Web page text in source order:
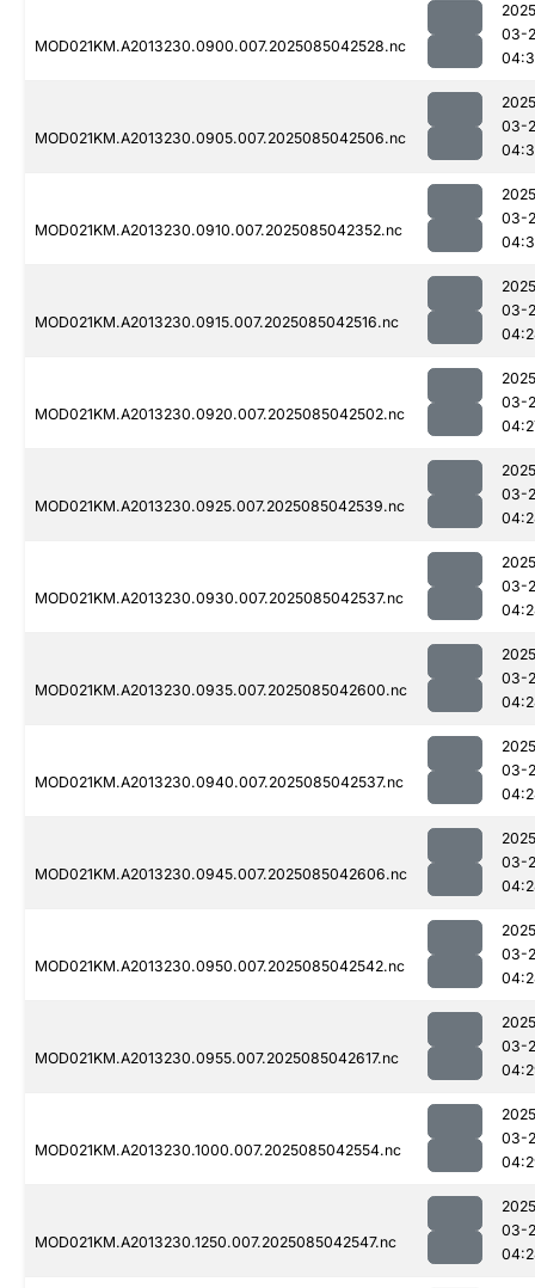
MOD021KM.A2013230.0900.007.2025085042528.nc
03-
MOD021KM.A2013230.0905.007.2025085042506.nc
03-
MOD021KM.A2013230.0910.007.2025085042352.nc
03-
MOD021KM.A2013230.0915.007.2025085042516.nc
03-
MOD021KM.A2013230.0920.007.2025085042502.nc
03-
MOD021KM.A2013230.0925.007.2025085042539.nc
03-
MOD021KM.A2013230.0930.007.2025085042537.nc
03-
MOD021KM.A2013230.0935.007.2025085042600.nc
03-
MOD021KM.A2013230.0940.007.2025085042537.nc
03-
MOD021KM.A2013230.0945.007.2025085042606.nc
03-
MOD021KM.A2013230.0950.007.2025085042542.nc
03-
MOD021KM.A2013230.0955.007.2025085042617.nc
03-
MOD021KM.A2013230.1000.007.2025085042554.nc
03-
MOD021KM.A2013230.1250.007.2025085042547.nc
03-